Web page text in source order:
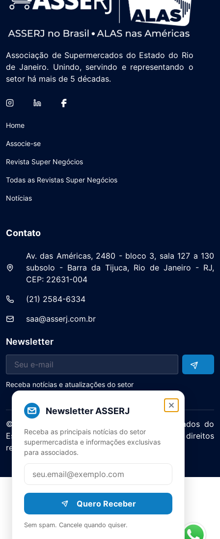
Newsletter ASSERJ
Receba as principais notícias do setor
supermercadista e informações exclusivas
para associados.
Quero Receber
Sem spam. Cancele quando quiser.
Associação de Supermercados do Estado do Rio
de Janeiro. Unindo, servindo e representando o
setor há mais de 5 décadas.
Home
Associe-se
Revista Super Negócios
Todas as Revistas Super Negócios
Notícias
Contato
Av. das Américas, 2480 - bloco 3, sala 127 a 130
subsolo - Barra da Tijuca, Rio de Janeiro - RJ,
CEP: 22631-004
(21) 2584-6334
saa@asserj.com.br
Newsletter
Receba notícias e atualizações do setor
© 2025 ASERJ – Associação de Supermercados do
Estado do Rio de Janeiro. Todos os direitos
reservados.